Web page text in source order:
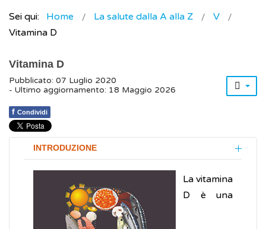
Sei qui: Home La salute dalla A alla Z
V
Vitamina D
Vitamina D
Pubblicato: 07 Luglio 2020
- Ultimo aggiornamento: 18 Maggio 2026
f Condividi
INTRODUZIONE
La vitamina
D è una